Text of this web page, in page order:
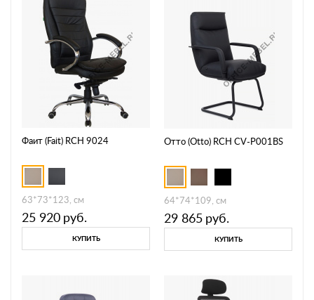
Фаит (Fait) RCH 9024
63*73*123, см
25 920 руб.
КУПИТЬ
Отто (Otto) RCH CV-P001BS
64*74*109, см
29 865 руб.
КУПИТЬ